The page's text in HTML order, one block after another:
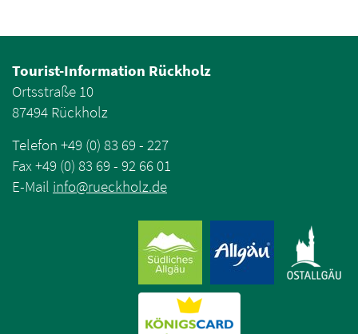
Tourist-Information Rückholz
Ortsstraße 10
87494 Rückholz
Telefon +49 (0) 83 69 - 227
Fax +49 (0) 83 69 - 92 66 01
E-Mail info@rueckholz.de